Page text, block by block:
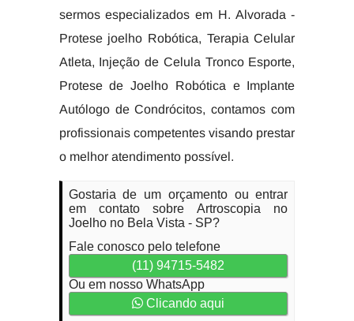
sermos especializados em H. Alvorada -
Protese joelho Robótica, Terapia Celular
Atleta, Injeção de Celula Tronco Esporte,
Protese de Joelho Robótica e Implante
Autólogo de Condrócitos, contamos com
profissionais competentes visando prestar
o melhor atendimento possível.
Gostaria de um orçamento ou entrar
em contato sobre Artroscopia no
Joelho no Bela Vista - SP?
Fale conosco pelo telefone
(11) 94715-5482
Ou em nosso WhatsApp
Clicando aqui